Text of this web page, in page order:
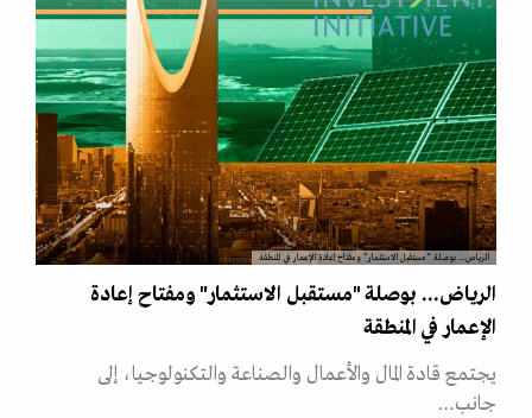
الرياض... بوصلة "مستقبل الاستثمار" ومفتاح إعادة الإعمار في المنطقة
الرياض... بوصلة "مستقبل الاستثمار" ومفتاح إعادة
الإعمار في المنطقة
يجتمع قادة المال والأعمال والصناعة والتكنولوجيا، إلى
جانب…